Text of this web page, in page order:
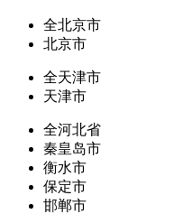
全北京市
北京市
全天津市
天津市
全河北省
秦皇岛市
衡水市
保定市
邯郸市